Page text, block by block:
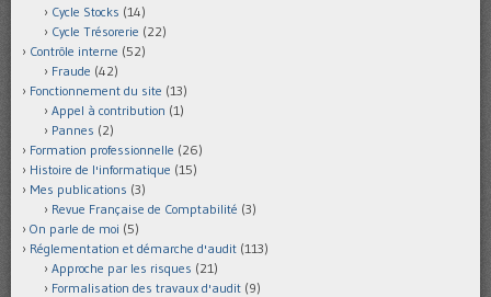
Cycle Stocks (14)
Cycle Trésorerie (22)
Contrôle interne (52)
Fraude (42)
Fonctionnement du site (13)
Appel à contribution (1)
Pannes (2)
Formation professionnelle (26)
Histoire de l'informatique (15)
Mes publications (3)
Revue Française de Comptabilité (3)
On parle de moi (5)
Réglementation et démarche d'audit (113)
Approche par les risques (21)
Formalisation des travaux d'audit (9)